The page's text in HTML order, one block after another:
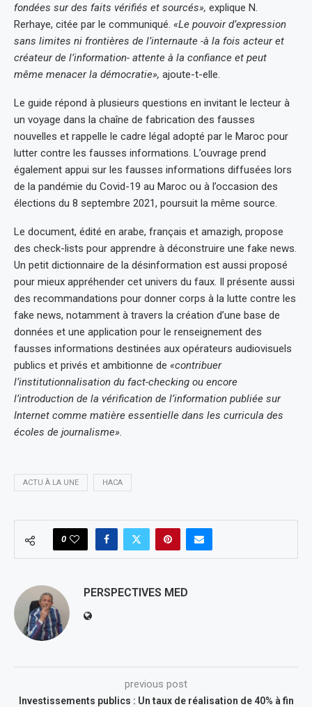
fondées sur des faits vérifiés et sourcés», explique N.
Rerhaye, citée par le communiqué. «Le pouvoir d’expression
sans limites ni frontières de l’internaute -à la fois acteur et
créateur de l’information- attente à la confiance et peut
même menacer la démocratie», ajoute-t-elle.
Le guide répond à plusieurs questions en invitant le lecteur à
un voyage dans la chaîne de fabrication des fausses
nouvelles et rappelle le cadre légal adopté par le Maroc pour
lutter contre les fausses informations. L’ouvrage prend
également appui sur les fausses informations diffusées lors
de la pandémie du Covid-19 au Maroc ou à l’occasion des
élections du 8 septembre 2021, poursuit la même source.
Le document, édité en arabe, français et amazigh, propose
des check-lists pour apprendre à déconstruire une fake news.
Un petit dictionnaire de la désinformation est aussi proposé
pour mieux appréhender cet univers du faux. Il présente aussi
des recommandations pour donner corps à la lutte contre les
fake news, notamment à travers la création d’une base de
données et une application pour le renseignement des
fausses informations destinées aux opérateurs audiovisuels
publics et privés et ambitionne de «contribuer
l’institutionnalisation du fact-checking ou encore
l’introduction de la vérification de l’information publiée sur
Internet comme matière essentielle dans les curricula des
écoles de journalisme».
ACTU À LA UNE HACA
0
PERSPECTIVES MED
previous post
Investissements publics : Un taux de réalisation de 40% à fin